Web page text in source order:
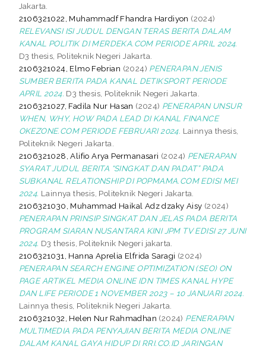
Jakarta.
2106321022, Muhammadf Fhandra Hardiyon (2024)
RELEVANSI ISI JUDUL DENGAN TERAS BERITA DALAM
KANAL POLITIK DI MERDEKA.COM PERIODE APRIL 2024.
D3 thesis, Politeknik Negeri Jakarta.
2106321024, Elmo Febrian (2024) PENERAPAN JENIS
SUMBER BERITA PADA KANAL DETIKSPORT PERIODE
APRIL 2024. D3 thesis, Politeknik Negeri Jakarta.
2106321027, Fadila Nur Hasan (2024) PENERAPAN UNSUR
WHEN, WHY, HOW PADA LEAD DI KANAL FINANCE
OKEZONE.COM PERIODE FEBRUARI 2024. Lainnya thesis,
Politeknik Negeri Jakarta.
2106321028, Alifio Arya Permanasari (2024) PENERAPAN
SYARAT JUDUL BERITA “SINGKAT DAN PADAT” PADA
SUBKANAL RELATIONSHIP DI POPMAMA.COM EDISI MEI
2024. Lainnya thesis, Politeknik Negeri Jakarta.
2106321030, Muhammad Haikal Adz dzaky Aisy (2024)
PENERAPAN PRINSIP SINGKAT DAN JELAS PADA BERITA
PROGRAM SIARAN NUSANTARA KINI JPM TV EDISI 27 JUNI
2024. D3 thesis, Politeknik Negeri jakarta.
2106321031, Hanna Aprelia Elfrida Saragi (2024)
PENERAPAN SEARCH ENGINE OPTIMIZATION (SEO) ON
PAGE ARTIKEL MEDIA ONLINE IDN TIMES KANAL HYPE
DAN LIFE PERIODE 1 NOVEMBER 2023 – 10 JANUARI 2024.
Lainnya thesis, Politeknik Negeri Jakarta.
2106321032, Helen Nur Rahmadhan (2024) PENERAPAN
MULTIMEDIA PADA PENYAJIAN BERITA MEDIA ONLINE
DALAM KANAL GAYA HIDUP DI RRI.CO.ID JARINGAN